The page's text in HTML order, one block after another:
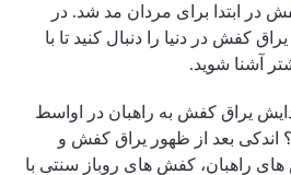
در ابتدا برای مردان مد شد. در
کفش در دنیا را دنبال کنید تا با
آشنا شوید.
یراق کفش به راهبان در اواسط
اندکی بعد از ظهور یراق کفش و
های راهبان، کفش های روباز سنتی با